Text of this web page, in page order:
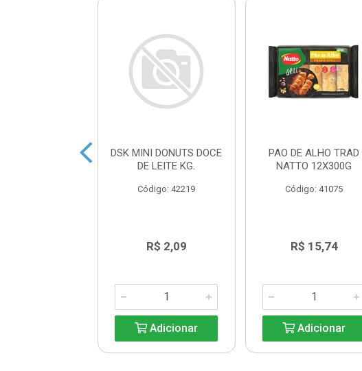
DSK MINI DONUTS DOCE
DE LEITE KG.
Código: 42219
R$ 2,09
Adicionar
PAO DE ALHO TRAD
NATTO 12X300G
Código: 41075
R$ 15,74
Adicionar